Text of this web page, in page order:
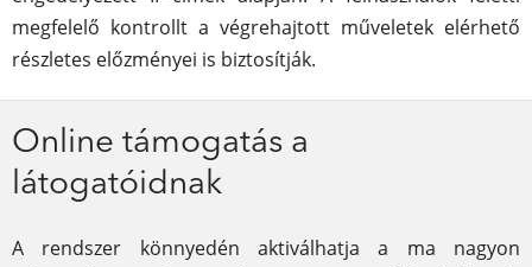
megfelelő kontrollt a végrehajtott műveletek elérhető
részletes előzményei is biztosítják.
Online támogatás a
látogatóidnak
A rendszer könnyedén aktiválhatja a ma nagyon